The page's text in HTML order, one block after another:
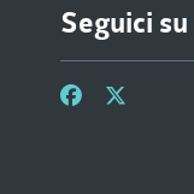
Seguici su